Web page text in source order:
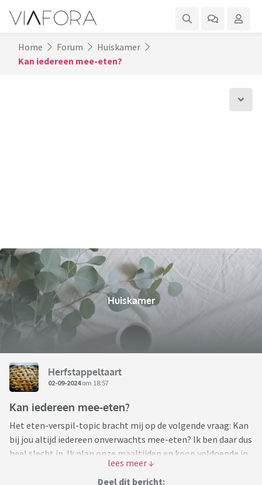
Home Forum
Huiskamer
Kan iedereen mee-eten?
Huiskamer
Herfstappeltaart
02-09-2024om 18:57
Kan iedereen mee-eten?
Het eten-verspil-topic bracht mij op de volgende vraag: Kan
bij jou altijd iedereen onverwachts mee-eten? Ik ben daar dus
heel slecht in. Ik plan onze maaltijden en koop voldoende in,
maar ik heb niet plotseling genoeg voor één of twee
personen erbij. Dat schijnt in kringen van Nederlanders met
Deel dit bericht: